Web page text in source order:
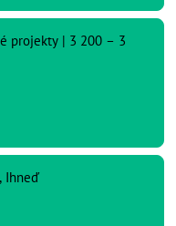
projekty | 3 200 – 3
Ihneď